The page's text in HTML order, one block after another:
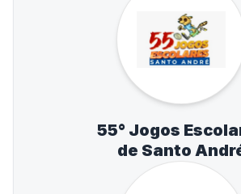
55° Jogos
de Santo